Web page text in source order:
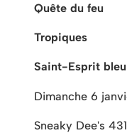
Quête du feu
Tropiques
Saint-Esprit bleu
Dimanche 6
Sneaky Dee's